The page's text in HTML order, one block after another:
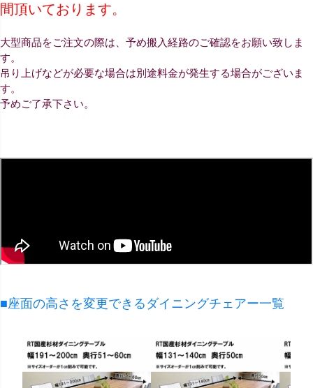
間頂いております。
大型商品をご注文の際は、予め搬入経路のご確認をお願い致しま
す。
吊り上げなどが必要な場合は別途料金が発生する場合がございま
す。
予めご了承下さい。
■座面の高さを変更できるダイニングチェアー一覧